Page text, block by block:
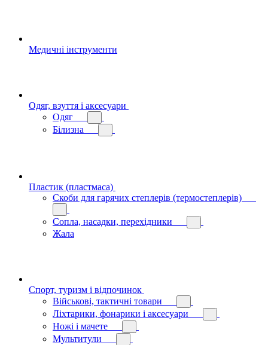
Медичні інструменти
Одяг, взуття і аксесуари
Одяг
Білизна
Пластик (пластмаса)
Скоби для гарячих степлерів (термостеплерів)
Сопла, насадки, перехідники
Жала
Спорт, туризм і відпочинок
Військові, тактичні товари
Ліхтарики, фонарики і аксесуари
Ножі і мачете
Мультитули